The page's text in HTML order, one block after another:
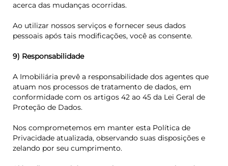
acerca das mudanças ocorridas.
Ao utilizar nossos serviços e fornecer seus dados
pessoais após tais modificações, você as consente.
9) Responsabilidade
A Imobiliária prevê a responsabilidade dos agentes que
atuam nos processos de tratamento de dados, em
conformidade com os artigos 42 ao 45 da Lei Geral de
Proteção de Dados.
Nos comprometemos em manter esta Política de
Privacidade atualizada, observando suas disposições e
zelando por seu cumprimento.